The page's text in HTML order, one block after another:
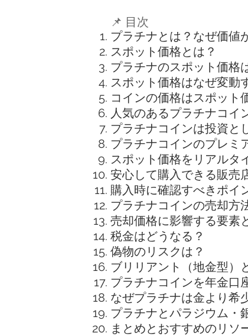
📌 目次
プラチナとは？なぜ価値
スポット価格とは？
プラチナのスポット価格
スポット価格はなぜ変動
コインの価格はスポット
人気のあるプラチナコイ
プラチナコインは投資と
プラチナコインのプレミ
スポット価格をリアルタ
安心して購入できる販売
購入時に確認すべきポイ
プラチナコインの売却方
売却価格に影響する要素
税金はどうなる？
偽物のリスクは？
ブリリアント（地金型）
プラチナコインを年金口
なぜプラチナは金より希
プラチナとパラジウム・
まとめとおすすめのリソ